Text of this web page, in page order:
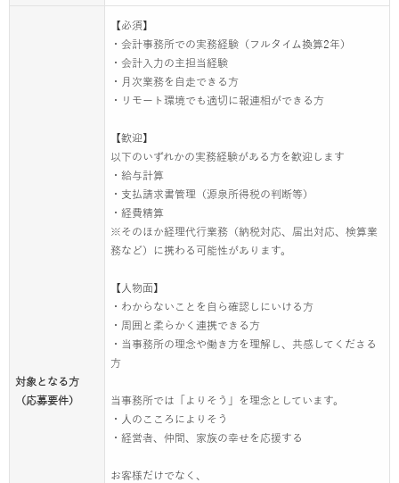
対象となる方
（応募要件）
【必須】
・会計事務所での実務経験（フルタイム換算2年）
・会計入力の主担当経験
・月次業務を自走できる方
・リモート環境でも適切に報連相ができる方
【歓迎】
以下のいずれかの実務経験がある方を歓迎します
・給与計算
・支払請求書管理（源泉所得税の判断等）
・経費精算
※そのほか経理代行業務（納税対応、届出対応、検算業
務など）に携わる可能性があります。
【人物面】
・わからないことを自ら確認しにいける方
・周囲と柔らかく連携できる方
・当事務所の理念や働き方を理解し、共感してくださる
方
当事務所では「よりそう」を理念としています。
・人のこころによりそう
・経営者、仲間、家族の幸せを応援する
お客様だけでなく、